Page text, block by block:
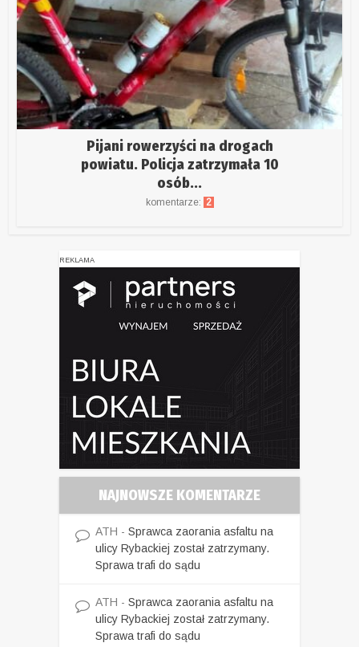
Pijani rowerzyści na drogach
powiatu. Policja zatrzymała 10
osób...
komentarze: 2
REKLAMA
NAJNOWSZE KOMENTARZE
ATH - Sprawca zaorania asfaltu na
ulicy Rybackiej został zatrzymany.
Sprawa trafi do sądu
ATH - Sprawca zaorania asfaltu na
ulicy Rybackiej został zatrzymany.
Sprawa trafi do sądu